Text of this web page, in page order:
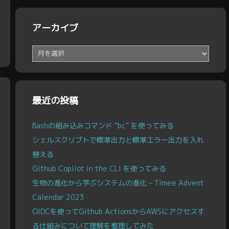
アーカイブ
ー
イ
最近の投稿
Bashの組み込みコマンド “bc” を使ってみる
シェルスクリプトで標準出力と標準エラー出力を入れ
替える
Github Copilot in the CLI を使ってみる
生物の進化から学ぶシステムの進化 – Timee Advent
Calendar 2023
OIDCを使ってGithub ActionsからAWSにアクセスす
る仕組みについて理解を整理してみた